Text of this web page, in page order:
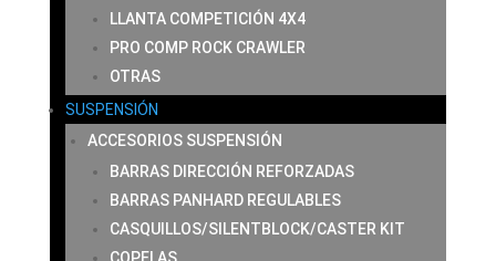
LLANTA COMPETICIÓN 4X4
PRO COMP ROCK CRAWLER
OTRAS
SUSPENSIÓN
ACCESORIOS SUSPENSIÓN
BARRAS DIRECCIÓN REFORZADAS
BARRAS PANHARD REGULABLES
CASQUILLOS/SILENTBLOCK/CASTER KIT